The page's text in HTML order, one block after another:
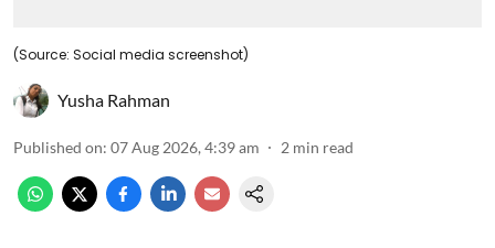
(Source: Social media screenshot)
Yusha Rahman
Published on: 07 Aug 2026, 4:39 am 2 min read